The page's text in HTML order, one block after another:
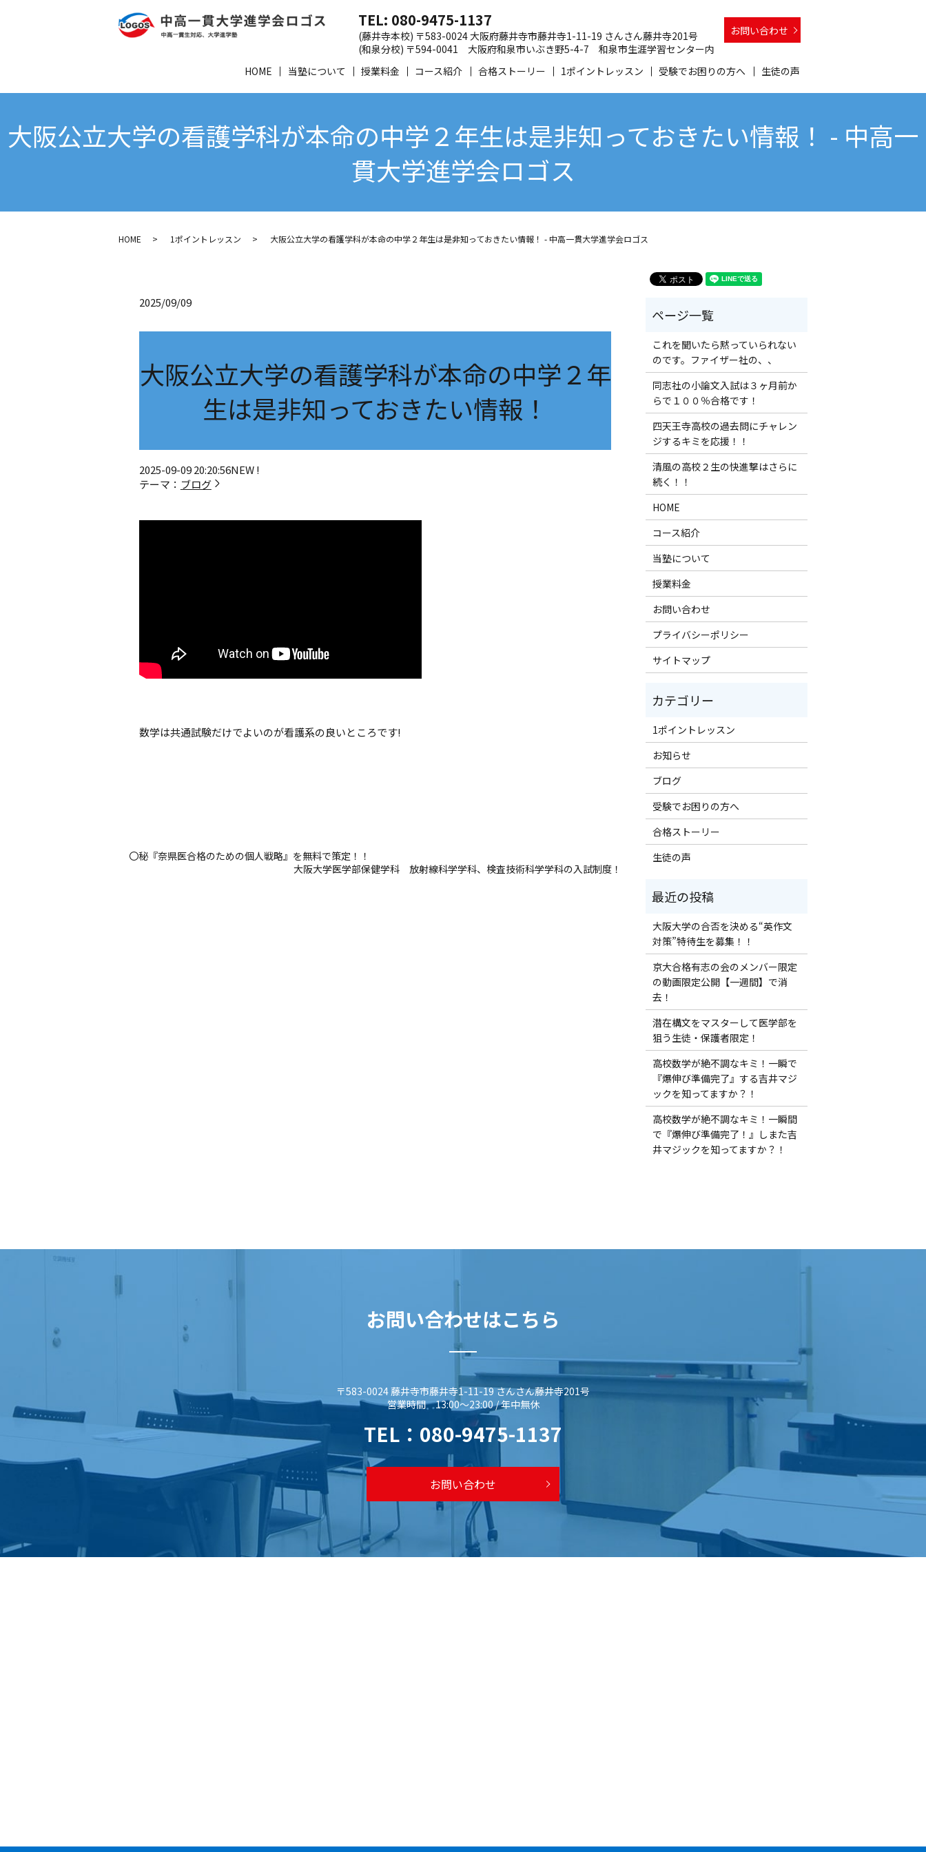
HOME 当塾について 授業料金 コース紹介 合格ストーリー 1ポイントレッスン 受験でお困りの方へ 生徒の声
TEL: 080-9475-1137
(藤井寺本校) 〒583-0024 大阪府藤井寺市藤井寺1-11-19 さんさん藤井寺201号
(和泉分校) 〒594-0041 大阪府和泉市いぶき野5-4-7 和泉市生涯学習センター内
お問い合わせ
大阪公立大学の看護学科が本命の中学２年生は是非知っておきたい情報！ - 中高一
貫大学進学会ロゴス
HOME 1ポイントレッスン 大阪公立大学の看護学科が本命の中学２年生は是非知っておきたい情報！ - 中高一貫大学進学会ロゴス
2025/09/09
大阪公立大学の看護学科が本命の中学２年
生は是非知っておきたい情報！
2025-09-09 20:20:56NEW !
テーマ： ブログ
数学は共通試験だけでよいのが看護系の良いところです!
〇秘『奈県医合格のための個人戦略』を無料で策定！！
大阪大学医学部保健学科 放射線科学学科、検査技術科学学科の入試制度！
これを聞いたら黙っていられない
のです。ファイザー社の、、
同志社の小論文入試は３ヶ月前か
らで１００％合格です！
四天王寺高校の過去問にチャレン
ジするキミを応援！！
清風の高校２生の快進撃はさらに
続く！！
HOME
コース紹介
当塾について
授業料金
お問い合わせ
プライバシーポリシー
サイトマップ
1ポイントレッスン
お知らせ
ブログ
受験でお困りの方へ
合格ストーリー
生徒の声
大阪大学の合否を決める“英作文
対策”特待生を募集！！
京大合格有志の会のメンバー限定
の動画限定公開【一週間】で消
去！
潜在構文をマスターして医学部を
狙う生徒・保護者限定！
高校数学が絶不調なキミ！一瞬で
『爆伸び準備完了』する吉井マジ
ックを知ってますか？！
高校数学が絶不調なキミ！一瞬間
で『爆伸び準備完了！』しまた吉
井マジックを知ってますか？！
お問い合わせはこちら
〒583-0024 藤井寺市藤井寺1-11-19 さんさん藤井寺201号
営業時間 13:00～23:00 / 年中無休
TEL： 080-9475-1137
お問い合わせ